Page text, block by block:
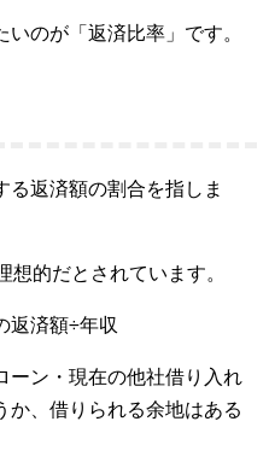
のが「返済比率」です。
る返済額の割合を指しま
的だとされています。
返済額÷年収
ーン・現在の他社借り入れ
か、借りられる余地はある